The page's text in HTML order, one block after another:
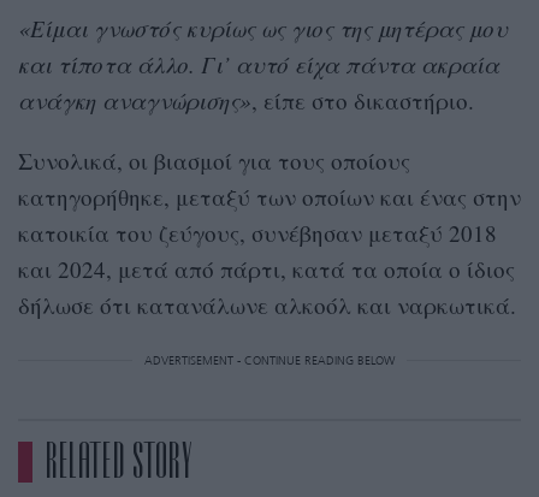
«Είμαι γνωστός κυρίως ως γιος της μητέρας μου
και τίποτα άλλο. Γι’ αυτό είχα πάντα ακραία
ανάγκη αναγνώρισης», είπε στο δικαστήριο.
Συνολικά, οι βιασμοί για τους οποίους
κατηγορήθηκε, μεταξύ των οποίων και ένας στην
κατοικία του ζεύγους, συνέβησαν μεταξύ 2018
και 2024, μετά από πάρτι, κατά τα οποία ο ίδιος
δήλωσε ότι κατανάλωνε αλκοόλ και ναρκωτικά.
ADVERTISEMENT - CONTINUE READING BELOW
RELATED STORY